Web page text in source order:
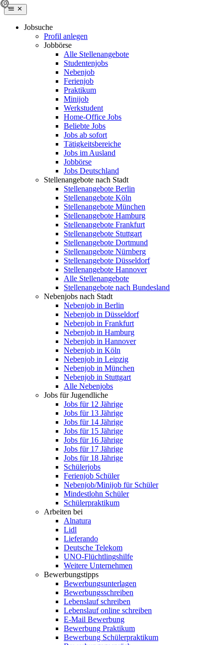
Jobsuche
Profil anlegen
Jobbörse
Alle Stellenangebote
Studentenjobs
Nebenjob
Ferienjob
Praktikum
Minijob
Werkstudent
Home-Office Jobs
Beliebte Jobs
Jobs ab sofort
Tätigkeitsbereiche
Jobs im Ausland
Jobbörse
Jobs Deutschland
Stellenangebote nach Stadt
Stellenangebote Berlin
Stellenangebote Köln
Stellenangebote München
Stellenangebote Hamburg
Stellenangebote Frankfurt
Stellenangebote Stuttgart
Stellenangebote Dortmund
Stellenangebote Nürnberg
Stellenangebote Düsseldorf
Stellenangebote Hannover
Alle Stellenangebote
Stellenangebote nach Bundesland
Nebenjobs nach Stadt
Nebenjob in Berlin
Nebenjob in Düsseldorf
Nebenjob in Frankfurt
Nebenjob in Hamburg
Nebenjob in Hannover
Nebenjob in Köln
Nebenjob in Leipzig
Nebenjob in München
Nebenjob in Stuttgart
Alle Nebenjobs
Jobs für Jugendliche
Jobs für 12 Jährige
Jobs für 13 Jährige
Jobs für 14 Jährige
Jobs für 15 Jährige
Jobs für 16 Jährige
Jobs für 17 Jährige
Jobs für 18 Jährige
Schülerjobs
Ferienjob Schüler
Nebenjob/Minijob für Schüler
Mindestlohn Schüler
Schülerpraktikum
Arbeiten bei
Alnatura
Lidl
Lieferando
Deutsche Telekom
UNO-Flüchtlingshilfe
Weitere Unternehmen
Bewerbungstipps
Bewerbungsunterlagen
Bewerbungsschreiben
Lebenslauf schreiben
Lebenslauf online schreiben
E-Mail Bewerbung
Bewerbung Praktikum
Bewerbung Schülerpraktikum